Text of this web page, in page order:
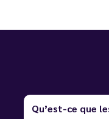
Qu’est-ce que